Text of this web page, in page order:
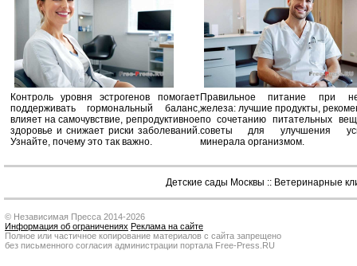
Контроль уровня эстрогенов помогает
поддерживать гормональный баланс,
влияет на самочувствие, репродуктивное
здоровье и снижает риски заболеваний.
Узнайте, почему это так важно.
Правильное питание при
железа: лучшие продукты,
по сочетанию питательных
советы для улучшения
минерала организмом.
Детские сады Москвы :: Ветеринарные
© Независимая Пресса 2014-2026
Информация об ограничениях Реклама на сайте
Полное или частичное копирование материалов с сайта запрещено
без письменного согласия администрации портала Free-Press.RU